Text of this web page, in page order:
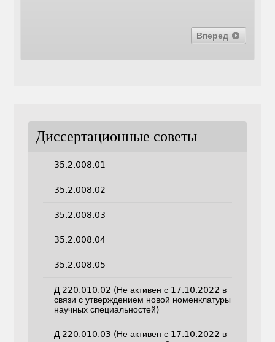
Вперед
Диссертационные советы
35.2.008.01
35.2.008.02
35.2.008.03
35.2.008.04
35.2.008.05
Д 220.010.02 (Не активен с 17.10.2022 в
связи с утверждением новой номенклатуры
научных специальностей)
Д 220.010.03 (Не активен с 17.10.2022 в